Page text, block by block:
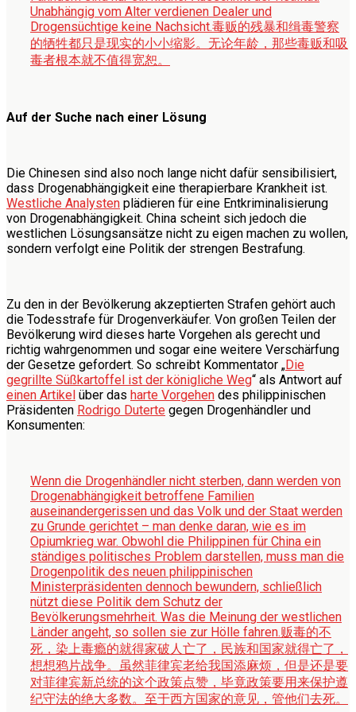
Unabhängig vom Alter verdienen Dealer und
Drogensüchtige keine Nachsicht.毒贩的残暴和缉毒警察
的牺牲都只是现实的小小缩影。无论年龄，那些毒贩和吸
毒者根本就不值得宽恕。
Auf der Suche nach einer Lösung
Die Chinesen sind also noch lange nicht dafür sensibilisiert,
dass Drogenabhängigkeit eine therapierbare Krankheit ist.
Westliche Analysten plädieren für eine Entkriminalisierung
von Drogenabhängigkeit. China scheint sich jedoch die
westlichen Lösungsansätze nicht zu eigen machen zu wollen,
sondern verfolgt eine Politik der strengen Bestrafung.
Zu den in der Bevölkerung akzeptierten Strafen gehört auch
die Todesstrafe für Drogenverkäufer. Von großen Teilen der
Bevölkerung wird dieses harte Vorgehen als gerecht und
richtig wahrgenommen und sogar eine weitere Verschärfung
der Gesetze gefordert. So schreibt Kommentator „Die
gegrillte Süßkartoffel ist der königliche Weg“ als Antwort auf
einen Artikel über das harte Vorgehen des philippinischen
Präsidenten Rodrigo Duterte gegen Drogenhändler und
Konsumenten:
Wenn die Drogenhändler nicht sterben, dann werden von
Drogenabhängigkeit betroffene Familien
auseinandergerissen und das Volk und der Staat werden
zu Grunde gerichtet – man denke daran, wie es im
Opiumkrieg war. Obwohl die Philippinen für China ein
ständiges politisches Problem darstellen, muss man die
Drogenpolitik des neuen philippinischen
Ministerpräsidenten dennoch bewundern, schließlich
nützt diese Politik dem Schutz der
Bevölkerungsmehrheit. Was die Meinung der westlichen
Länder angeht, so sollen sie zur Hölle fahren.贩毒的不
死，染上毒瘾的就得家破人亡了，民族和国家就得亡了，
想想鸦片战争。虽然菲律宾老给我国添麻烦，但是还是要
对菲律宾新总统的这个政策点赞，毕竟政策要用来保护遵
纪守法的绝大多数。至于西方国家的意见，管他们去死。